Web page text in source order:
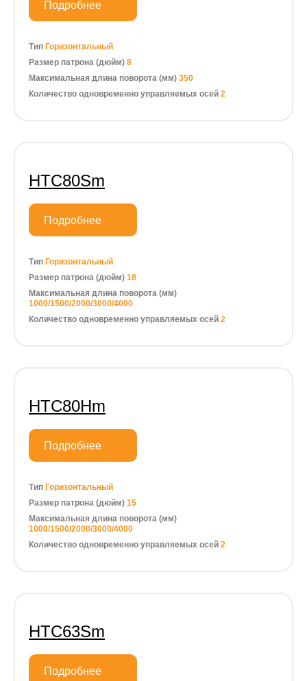
Подробнее
Тип Горизонтальный
Размер патрона (дюйм) 8
Максимальная длина поворота (мм) 350
Количество одновременно управляемых осей 2
HTC80Sm
Подробнее
Тип Горизонтальный
Размер патрона (дюйм) 18
Максимальная длина поворота (мм)
1000/1500/2000/3000/4000
Количество одновременно управляемых осей 2
HTC80Hm
Подробнее
Тип Горизонтальный
Размер патрона (дюйм) 15
Максимальная длина поворота (мм)
1000/1500/2000/3000/4000
Количество одновременно управляемых осей 2
HTC63Sm
Подробнее